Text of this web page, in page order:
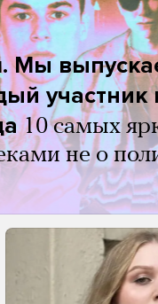
Мы
участник
10 самых
не о